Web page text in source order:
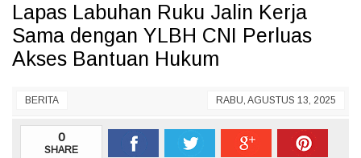
Lapas Labuhan Ruku Jalin Kerja
Sama dengan YLBH CNI Perluas
Akses Bantuan Hukum
BERITA RABU, AGUSTUS 13, 2025
0
SHARE